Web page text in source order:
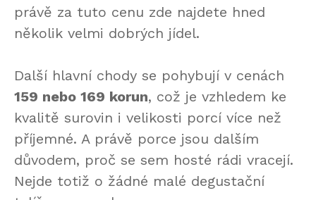
právě za tuto cenu zde najdete hned
několik velmi dobrých jídel.
Další hlavní chody se pohybují v cenách
159 nebo 169 korun, což je vzhledem ke
kvalitě surovin i velikosti porcí více než
příjemné. A právě porce jsou dalším
důvodem, proč se sem hosté rádi vracejí.
Nejde totiž o žádné malé degustační